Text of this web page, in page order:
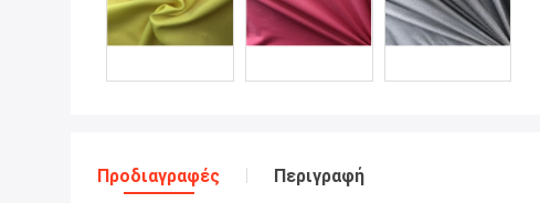
Προδιαγραφές Περιγραφή